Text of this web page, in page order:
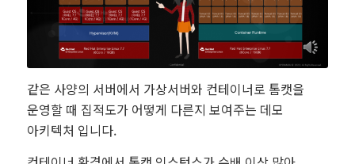
같은 사양의 서버에서 가상서버와 컨테이너로 톰캣을
운영할 때 집적도가 어떻게 다른지 보여주는 데모
아키텍처 입니다.